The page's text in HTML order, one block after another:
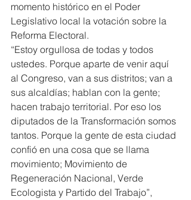
momento histórico en el Poder
Legislativo local la votación sobre la
Reforma Electoral.
“Estoy orgullosa de todas y todos
ustedes. Porque aparte de venir aquí
al Congreso, van a sus distritos; van a
sus alcaldías; hablan con la gente;
hacen trabajo territorial. Por eso los
diputados de la Transformación somos
tantos. Porque la gente de esta ciudad
confió en una cosa que se llama
movimiento; Movimiento de
Regeneración Nacional, Verde
Ecologista y Partido del Trabajo”,